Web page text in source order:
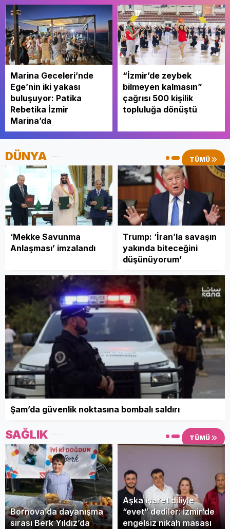
Marina Geceleri’nde
Ege’nin iki yakası
buluşuyor: Patika
Rebetika İzmir
Marina’da
“İzmir’de zeybek
bilmeyen kalmasın”
çağrısı 500 kişilik
topluluğa dönüştü
DÜNYA TÜMÜ
‘Mekke Savunma
Anlaşması’ imzalandı
Trump: ‘İran’la savaşın
yakında biteceğini
düşünüyorum’
Şam’da güvenlik noktasına bombalı saldırı
SAĞLIK TÜMÜ
Bornova’da dayanışma
sırası Berk Yıldız’da
Aşka işaret diliyle
“evet” dediler: İzmir’de
engelsiz nikah masası